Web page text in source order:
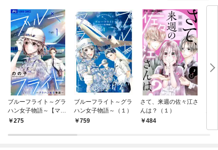
ブルーフライト～グラ
ハン女子物語～【マイ
クロ】（１）
275
ブルーフライト～グラ
ハン女子物語～（１）
759
さて、来週の佐々江さ
んは？（１）
484